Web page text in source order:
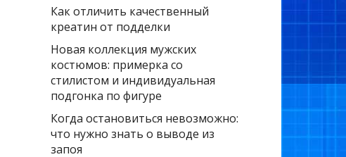
Как отличить качественный
креатин от подделки
Новая коллекция мужских
костюмов: примерка со
стилистом и индивидуальная
подгонка по фигуре
Когда остановиться невозможно:
что нужно знать о выводе из
запоя